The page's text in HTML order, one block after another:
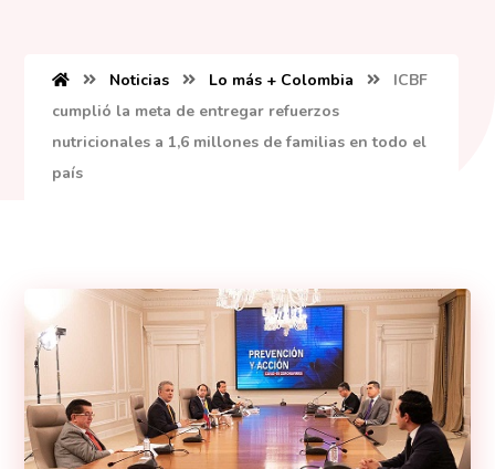
Noticias Lo más + Colombia
ICBF
cumplió la meta de entregar refuerzos
nutricionales a 1,6 millones de familias en todo el
país